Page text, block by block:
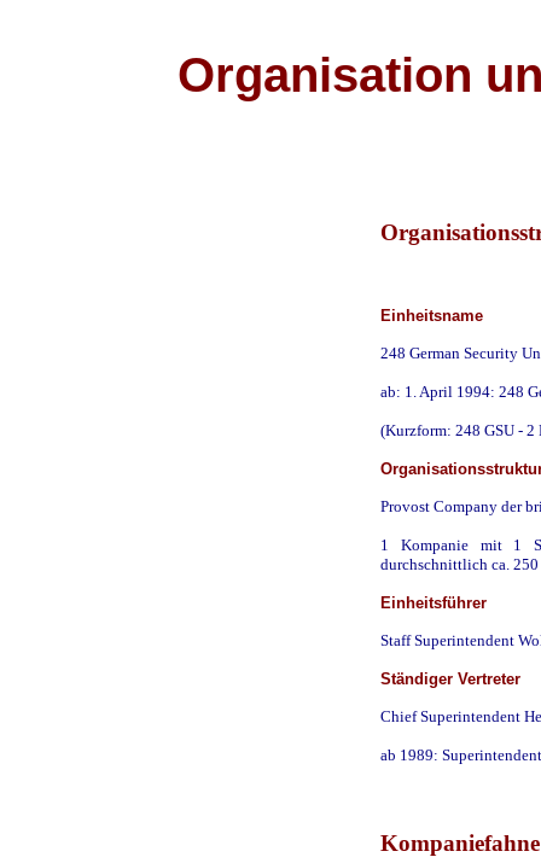
Organisation
Einheitsname
248 German Security
ab: 1. April 1994: 248
(Kurzform: 248 GSU - 2
Provost Company der
1 Kompanie mit 1
durchschnittlich ca.
Einheitsführer
Staff Superintendent
Ständiger Vertreter
Chief Superintendent
ab 1989:
Kompaniefahne